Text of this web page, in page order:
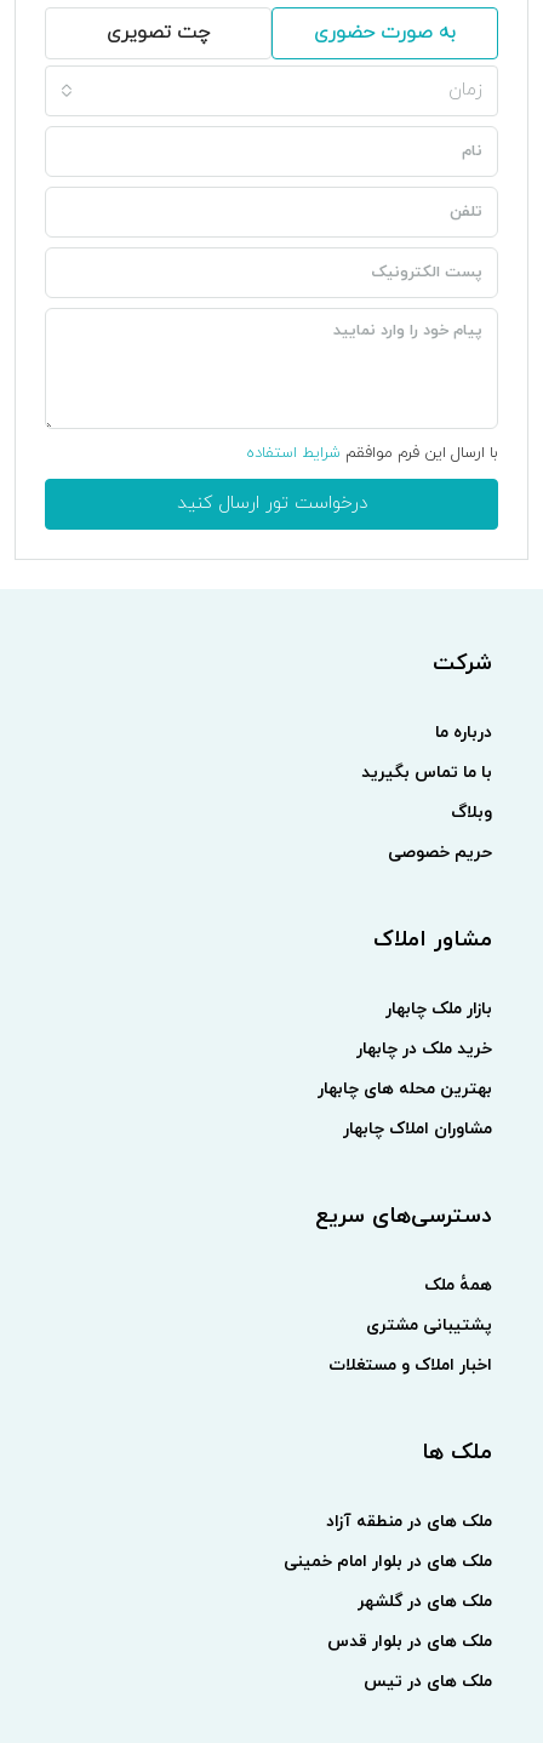
به صورت حضوری چت تصویری
زمان
با ارسال این فرم موافقم شرایط استفاده
درخواست تور ارسال کنید
شرکت
درباره ما
با ما تماس بگیرید
وبلاگ
حریم خصوصی
مشاور املاک
بازار ملک چابهار
خرید ملک در چابهار
بهترین محله های چابهار
مشاوران املاک چابهار
دسترسی‌های سریع
همهٔ ملک
پشتیبانی مشتری
اخبار املاک و مستغلات
ملک ها
ملک های در منطقه آزاد
ملک های در بلوار امام خمینی
ملک های در گلشهر
ملک های در بلوار قدس
ملک های در تیس